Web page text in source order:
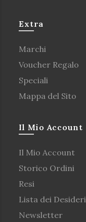
Extra
Marchi
Voucher Regalo
Speciali
Mappa del Sito
Il Mio Account
Il Mio Account
Storico Ordini
Resi
Lista dei Desideri
Newsletter